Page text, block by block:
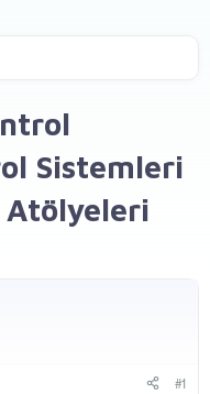
Sistemleri
Atölyeleri
#1